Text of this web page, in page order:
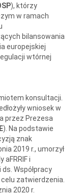
), którzy
w ramach
bilansowania
europejskiej
wtórnej
konsultacji.
wniosek w
przez Prezesa
). Na podstawie
znak
2019 r., umorzył
i
Współpracy
celu zatwierdzenia.
2020 r.